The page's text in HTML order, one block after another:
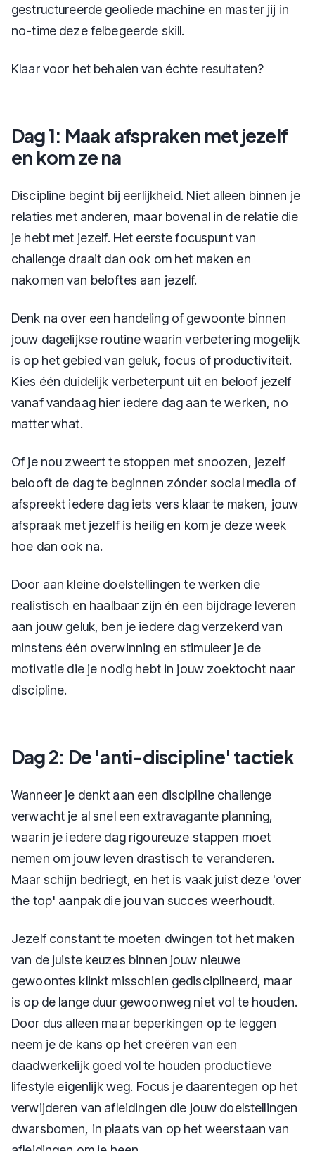
gestructureerde geoliede machine en master jij in
no-time deze felbegeerde skill.
Klaar voor het behalen van échte resultaten?
Dag 1: Maak afspraken met jezelf
en kom ze na
Discipline begint bij eerlijkheid. Niet alleen binnen je
relaties met anderen, maar bovenal in de relatie die
je hebt met jezelf. Het eerste focuspunt van
challenge draait dan ook om het maken en
nakomen van beloftes aan jezelf.
Denk na over een handeling of gewoonte binnen
jouw dagelijkse routine waarin verbetering mogelijk
is op het gebied van geluk, focus of productiviteit.
Kies één duidelijk verbeterpunt uit en beloof jezelf
vanaf vandaag hier iedere dag aan te werken, no
matter what.
Of je nou zweert te stoppen met snoozen, jezelf
belooft de dag te beginnen zónder social media of
afspreekt iedere dag iets vers klaar te maken, jouw
afspraak met jezelf is heilig en kom je deze week
hoe dan ook na.
Door aan kleine doelstellingen te werken die
realistisch en haalbaar zijn én een bijdrage leveren
aan jouw geluk, ben je iedere dag verzekerd van
minstens één overwinning en stimuleer je de
motivatie die je nodig hebt in jouw zoektocht naar
discipline.
Dag 2: De 'anti-discipline' tactiek
Wanneer je denkt aan een discipline challenge
verwacht je al snel een extravagante planning,
waarin je iedere dag rigoureuze stappen moet
nemen om jouw leven drastisch te veranderen.
Maar schijn bedriegt, en het is vaak juist deze 'over
the top' aanpak die jou van succes weerhoudt.
Jezelf constant te moeten dwingen tot het maken
van de juiste keuzes binnen jouw nieuwe
gewoontes klinkt misschien gedisciplineerd, maar
is op de lange duur gewoonweg niet vol te houden.
Door dus alleen maar beperkingen op te leggen
neem je de kans op het creëren van een
daadwerkelijk goed vol te houden productieve
lifestyle eigenlijk weg. Focus je daarentegen op het
verwijderen van afleidingen die jouw doelstellingen
dwarsbomen, in plaats van op het weerstaan van